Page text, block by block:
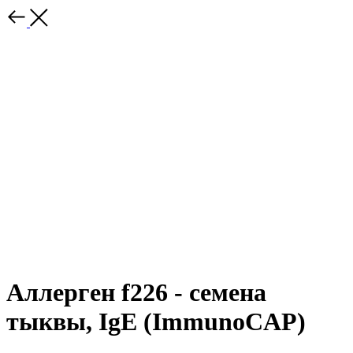
Аллерген f226 - семена
тыквы, IgE (ImmunoCAP)